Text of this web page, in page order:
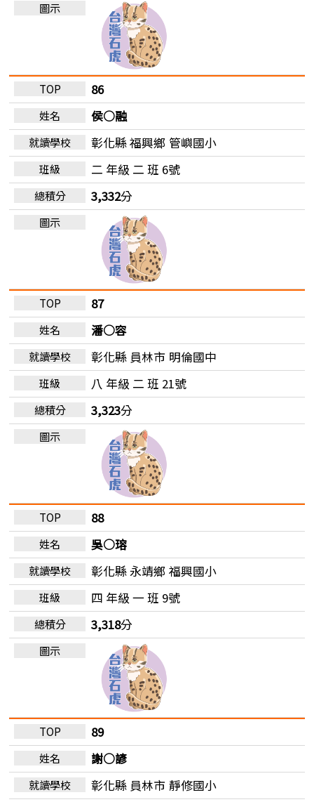
86
侯○融
彰化縣 福興鄉 管嶼國小
二 年級 二 班 6號
3,332分
87
潘○容
彰化縣 員林市 明倫國中
八 年級 二 班 21號
3,323分
88
吳○瑢
彰化縣 永靖鄉 福興國小
四 年級 一 班 9號
3,318分
89
謝○諺
彰化縣 員林市 靜修國小